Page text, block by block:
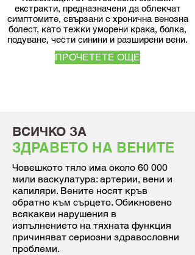
екстракти, предназначени да облекчат
симптомите, свързани с хронична венозна
болест, като тежки уморени крака, болка,
подуване, чести синини и разширени вени.
ПРОЧЕТЕТЕ ОЩЕ
ВСИЧКО ЗА
ЗДРАВЕТО НА ВЕНИТЕ
Човешкото тяло има около 60 000
мили васкулатура: артерии, вени и
капиляри. Вените носят кръв
обратно към сърцето. Обикновено
всякакви нарушения в
изпълнението на тяхната функция
причиняват сериозни здравословни
проблеми.